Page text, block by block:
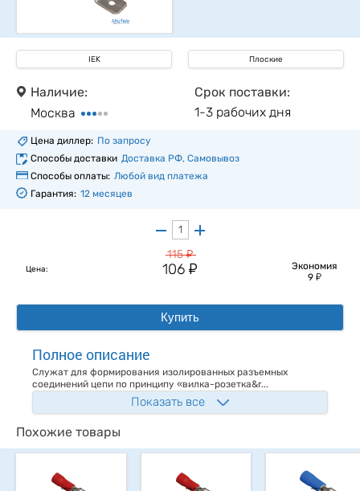
IEK Плоские
Наличие:
Москва
Срок поставки:
1-3 рабочих дня
Цена диллер: По запросу
Способы доставки Доставка РФ, Самовывоз
Способы оплаты: Любой вид платежа
Гарантия: 12 месяцев
Цена:
115у
106у
Экономия
9 у
Купить
Полное описание
Служат для формирования изолированных разъемных
соединений цепи по принципу «вилка-розетка&r...
Показать все
Похожие товары